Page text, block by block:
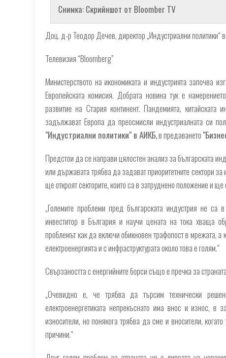
Снимка: Скрийншот от Bloomber TV
Доц. д-р Теодор Дечев, директор „Индустриални политики“
Телевизия “Bloomberg”
Министерството на икономиката и индустрията започва
Европейската комисия. Добрата новина тук е
развитие на Стария континент. Пандемията,
задължават Европа да преосмисли индустриалната си
"Индустриални политики" в АИКБ,в предаването
Предстои да се направи цялостен анализ за българската
или държавата трябва да задават приоритетните сектори
ще откроят секторите, които са в затруднено положение и ще
„Големите проблеми пред българската индустрия не
инвеститор в България и научи цената на тока хваща
проблемът как да включи обикновен трафопост в мрежата,
електроенергията и с инфраструктурата около това е голям.“
Свързаността с енергийните борси също е пречка за
„Очевидно е, че трябва да търсим технически
електроенергетиката непрекъснато има внос и износ,
износители, но понякога трябва да сме и вносители,
причини.“